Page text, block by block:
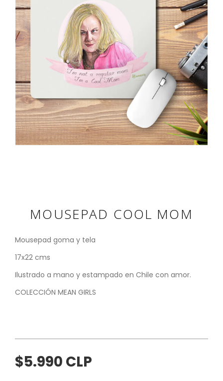
MOUSEPAD COOL MOM
Mousepad goma y tela
17x22 cms
Ilustrado a mano y estampado en Chile con amor.
COLECCIÓN MEAN GIRLS
$5.990 CLP